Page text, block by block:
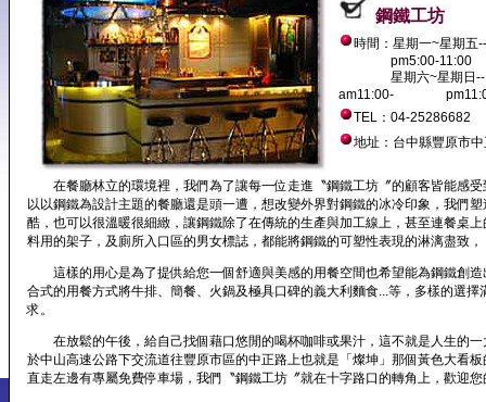
鋼鐵工坊
時間：星期一~星期五
pm5:00-11:00
星期六~星期日--
am11:00-
TEL：04-25286682
地址：台中縣豐原市
在餐廳林立的環境裡，我們為了讓每一位走進〝鋼鐵工坊〞的顧客皆能感受
以以鋼鐵為設計主題的餐廳還是頭一遭，想改變外界對鋼鐵的冰冷印象，我們
酷，也可以很溫暖很細緻，讓鋼鐵除了在傳統的生產與加工線上，甚至連餐桌
料用的架子，及廁所入口區的男女標誌，都能將鋼鐵的可塑性表現的淋漓盡致，
這樣的用心是為了提供給您一個舒適與美感的用餐空間也希望能為鋼鐵創造
合式的用餐方式將牛排、簡餐、火鍋及極具口碑的義大利麵食...等，多樣的選擇
求。
在放鬆的午後，給自己找個藉口悠閒的喝杯咖啡或果汁，這不就是人生的一
於中山高速公路下交流道往豐原市區的中正路上也就是「燦坤」那個黃色大看
直走左邊有專屬免費停車場，我們〝鋼鐵工坊〞就在十字路口的轉角上，歡迎您